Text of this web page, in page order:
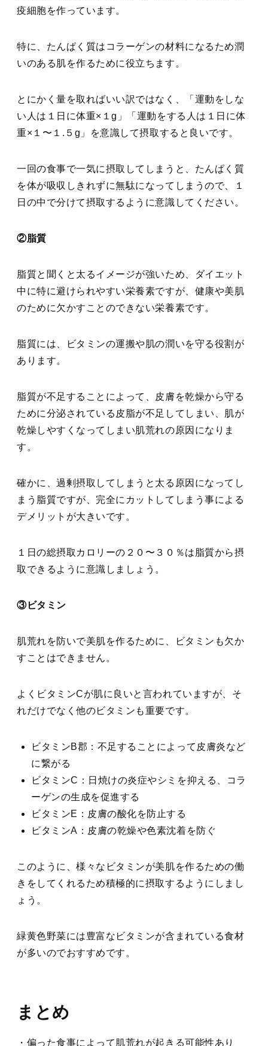
疫細胞を作っています。
特に、たんぱく質はコラーゲンの材料になるため潤
いのある肌を作るために役立ちます。
とにかく量を取ればいい訳ではなく、「運動をしな
い人は１日に体重×１g」「運動をする人は１日に体
重×１〜１.５g」を意識して摂取すると良いです。
一回の食事で一気に摂取してしまうと、たんぱく質
を体が吸収しきれずに無駄になってしまうので、１
日の中で分けて摂取するように意識してください。
②脂質
脂質と聞くと太るイメージが強いため、ダイエット
中に特に避けられやすい栄養素ですが、健康や美肌
のために欠かすことのできない栄養素です。
脂質には、ビタミンの運搬や肌の潤いを守る役割が
あります。
脂質が不足することによって、皮膚を乾燥から守る
ために分泌されている皮脂が不足してしまい、肌が
乾燥しやすくなってしまい肌荒れの原因になりま
す。
確かに、過剰摂取してしまうと太る原因になってし
まう脂質ですが、完全にカットしてしまう事による
デメリットが大きいです。
１日の総摂取カロリーの２０〜３０％は脂質から摂
取できるように意識しましょう。
③ビタミン
肌荒れを防いで美肌を作るために、ビタミンも欠か
すことはできません。
よくビタミンCが肌に良いと言われていますが、そ
れだけでなく他のビタミンも重要です。
ビタミンB郡：不足することによって皮膚炎など
に繋がる
ビタミンC：日焼けの炎症やシミを抑える、コラ
ーゲンの生成を促進する
ビタミンE：皮膚の酸化を防止する
ビタミンA：皮膚の乾燥や色素沈着を防ぐ
このように、様々なビタミンが美肌を作るための働
きをしてくれるため積極的に摂取するようにしまし
ょう。
緑黄色野菜には豊富なビタミンが含まれている食材
が多いのでおすすめです。
まとめ
・偏った食事によって肌荒れが起きる可能性あり